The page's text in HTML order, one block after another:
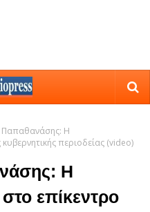
Η
περιοδείας (video)
Η
επίκεντρο